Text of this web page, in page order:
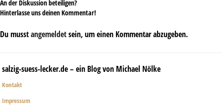
An der Diskussion beteiligen?
Hinterlasse uns deinen Kommentar!
Du musstangemeldetsein, um einen Kommentar abzugeben.
salzig-suess-lecker.de – ein Blog von Michael Nölke
Kontakt
Impressum